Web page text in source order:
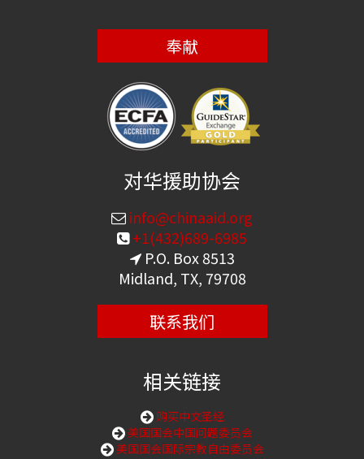
奉献
对华援助协会
info@chinaaid.org
+1(432)689-6985
P.O. Box 8513
Midland, TX, 79708
联系我们
相关链接
购买中文圣经
美国国会中国问题委员会
美国国会国际宗教自由委员会